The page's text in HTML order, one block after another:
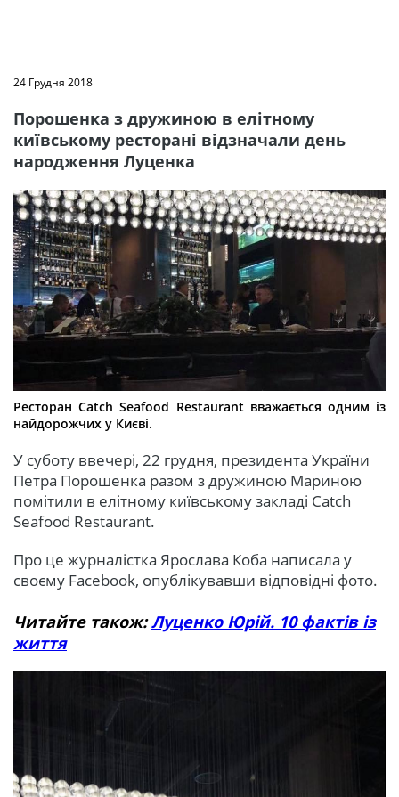
24 Грудня 2018
Порошенка з дружиною в елітному
київському ресторані відзначали день
народження Луценка
Ресторан Catch Seafood Restaurant вважається одним із
найдорожчих у Києві.
У суботу ввечері, 22 грудня, президента України
Петра Порошенка разом з дружиною Мариною
помітили в елітному київському закладі Catch
Seafood Restaurant.
Про це журналістка Ярослава Коба написала у
своєму Facebook, опублікувавши відповідні фото.
Читайте також:Луценко Юрій. 10 фактів із
життя